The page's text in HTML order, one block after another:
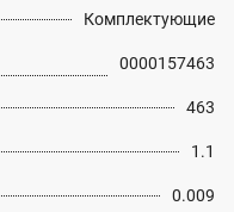
Комплектующие
0000157463
463
1.1
0.009